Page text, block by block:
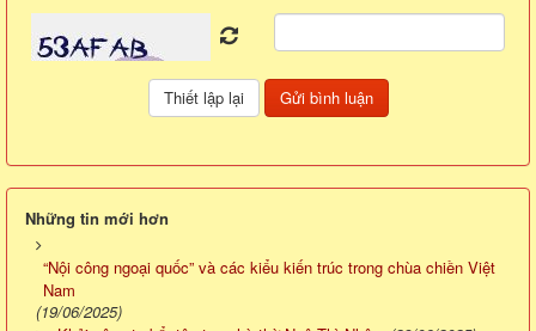
Những tin mới hơn
“Nội công ngoại quốc” và các kiểu kiến trúc trong chùa chiền Việt
Nam
(19/06/2025)